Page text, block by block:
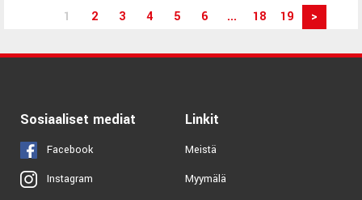
1 2 3 4 5 6 ... 18 19 >
Sosiaaliset mediat
Facebook
Instagram
Linkit
Meistä
Myymälä